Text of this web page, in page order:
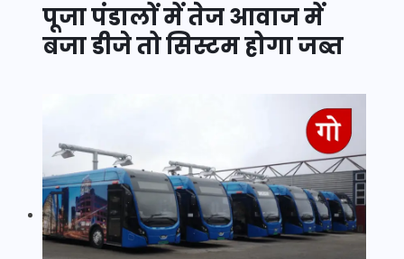
पूजा पंडालों में तेज आवाज में
बजा डीजे तो सिस्टम होगा जब्त